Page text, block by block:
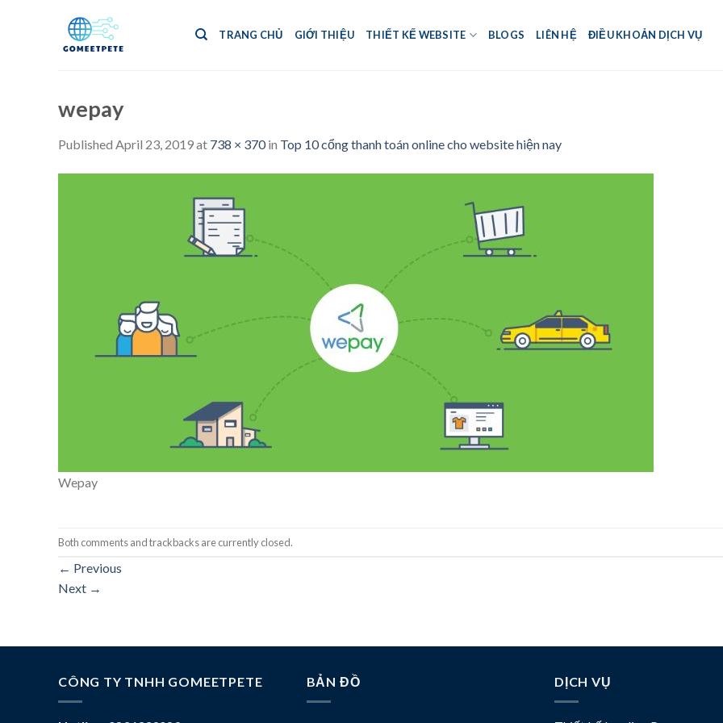
TRANG CHỦ GIỚI THIỆU THIẾT KẾ WEBSITE BLOGS LIÊN HỆ ĐIỀU KHOẢN DỊCH VỤ
wepay
Published April 23, 2019at 738 × 370in Top 10 cổng thanh toán online cho website hiện nay
Wepay
Both comments and trackbacks are currently closed.
← Previous
Next →
CÔNG TY TNHH GOMEETPETE BẢN ĐỒ DỊCH VỤ